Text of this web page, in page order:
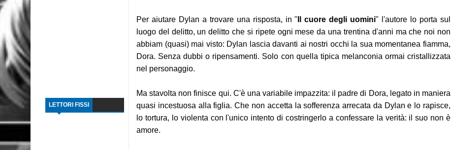
LETTORI FISSI
Per aiutare Dylan a trovare una risposta, in " Il cuore degli uomini" l'autore lo porta sul
luogo del delitto, un delitto che si ripete ogni mese da una trentina d'anni ma che noi non
abbiam (quasi) mai visto: Dylan lascia davanti ai nostri occhi la sua momentanea fiamma,
Dora. Senza dubbi o ripensamenti. Solo con quella tipica melanconia ormai cristallizzata
nel personaggio.
Ma stavolta non finisce qui. C'è una variabile impazzita: il padre di Dora, legato in maniera
quasi incestuosa alla figlia. Che non accetta la sofferenza arrecata da Dylan e lo rapisce,
lo tortura, lo violenta con l'unico intento di costringerlo a confessare la verità: il suo non è
amore.